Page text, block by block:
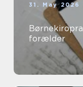
31. May 2026
forælder